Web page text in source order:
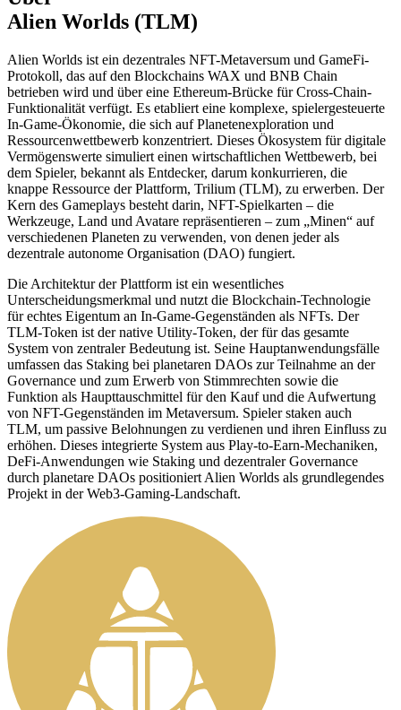
Alien Worlds (TLM)
Alien Worlds ist ein dezentrales NFT-Metaversum und GameFi-
Protokoll, das auf den Blockchains WAX und BNB Chain
betrieben wird und über eine Ethereum-Brücke für Cross-Chain-
Funktionalität verfügt. Es etabliert eine komplexe, spielergesteuerte
In-Game-Ökonomie, die sich auf Planetenexploration und
Ressourcenwettbewerb konzentriert. Dieses Ökosystem für digitale
Vermögenswerte simuliert einen wirtschaftlichen Wettbewerb, bei
dem Spieler, bekannt als Entdecker, darum konkurrieren, die
knappe Ressource der Plattform, Trilium (TLM), zu erwerben. Der
Kern des Gameplays besteht darin, NFT-Spielkarten – die
Werkzeuge, Land und Avatare repräsentieren – zum „Minen“ auf
verschiedenen Planeten zu verwenden, von denen jeder als
dezentrale autonome Organisation (DAO) fungiert.
Die Architektur der Plattform ist ein wesentliches
Unterscheidungsmerkmal und nutzt die Blockchain-Technologie
für echtes Eigentum an In-Game-Gegenständen als NFTs. Der
TLM-Token ist der native Utility-Token, der für das gesamte
System von zentraler Bedeutung ist. Seine Hauptanwendungsfälle
umfassen das Staking bei planetaren DAOs zur Teilnahme an der
Governance und zum Erwerb von Stimmrechten sowie die
Funktion als Haupttauschmittel für den Kauf und die Aufwertung
von NFT-Gegenständen im Metaversum. Spieler staken auch
TLM, um passive Belohnungen zu verdienen und ihren Einfluss zu
erhöhen. Dieses integrierte System aus Play-to-Earn-Mechaniken,
DeFi-Anwendungen wie Staking und dezentraler Governance
durch planetare DAOs positioniert Alien Worlds als grundlegendes
Projekt in der Web3-Gaming-Landschaft.